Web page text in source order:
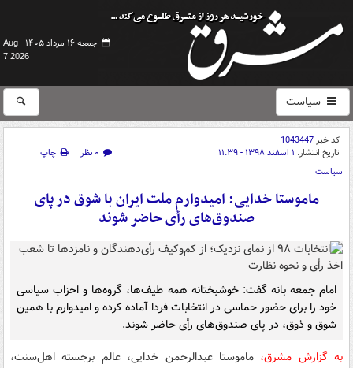
جمعه ۱۶ مرداد ۱۴۰۵ -
Aug
7 2026
سیاست
کد خبر1043447
تاریخ انتشار: ۱ اسفند ۱۳۹۸ - ۱۱:۳۹ ۰ نظر
چاپ
سیاست
ماموستا خدایی: امیدوارم ملت ایران با شوق در پای
صندوق‌های رأی حاضر شوند
امام جمعه بانه گفت: خوشبختانه همه طیف‌ها، گروه‌ها و احزاب سیاسی
خود را برای حضور حماسی در انتخابات فردا آماده کرده و امیدوارم با همین
شوق و ذوق، در پای صندوق‌های رأی حاضر شوند.
به گزارش مشرق،ماموستا عبدالرحمن خدایی، عالم برجسته اهل‌سنت،